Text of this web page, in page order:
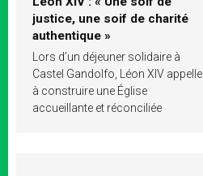
justice, une soif de charité
authentique »
Lors d’un déjeuner solidaire à
Castel Gandolfo, Léon XIV appelle
à construire une Église
accueillante et réconciliée